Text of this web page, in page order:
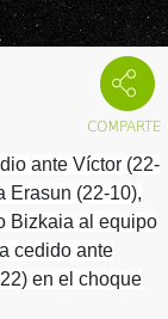
ante Víctor (22-
Erasun (22-10),
Bizkaia al equipo
cedido ante
en el choque